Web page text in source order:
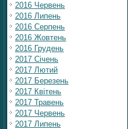
2016 Червень
2016 Липень
2016 Серпень
2016 Жовтень
2016 Грудень
2017 Січень
2017 Лютий
2017 Березень
2017 Квітень
2017 Травень
2017 Червень
2017 Липень